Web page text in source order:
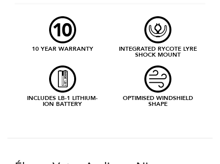
10 YEAR WARRANTY INTEGRATED RYCOTE LYRE
SHOCK MOUNT
INCLUDES LB-1 LITHIUM-
ION BATTERY
OPTIMISED WINDSHIELD
SHAPE